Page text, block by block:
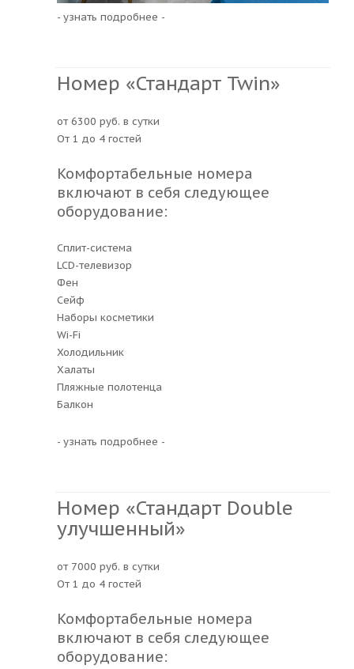
- узнать подробнее -
Номер «Стандарт Twin»
от 6300 руб. в сутки
От 1 до 4 гостей
Комфортабельные номера
включают в себя следующее
оборудование:
Сплит-система
LCD-телевизор
Фен
Сейф
Наборы косметики
Wi-Fi
Холодильник
Халаты
Пляжные полотенца
Балкон
- узнать подробнее -
Номер «Стандарт Double
улучшенный»
от 7000 руб. в сутки
От 1 до 4 гостей
Комфортабельные номера
включают в себя следующее
оборудование: